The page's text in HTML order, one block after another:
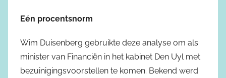
Eén procentsnorm
Wim Duisenberg gebruikte deze analyse om als
minister van Financiën in het kabinet Den Uyl met
bezuinigingsvoorstellen te komen. Bekend werd